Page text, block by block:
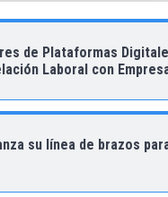
de Plataformas
Laboral con
su línea de brazos